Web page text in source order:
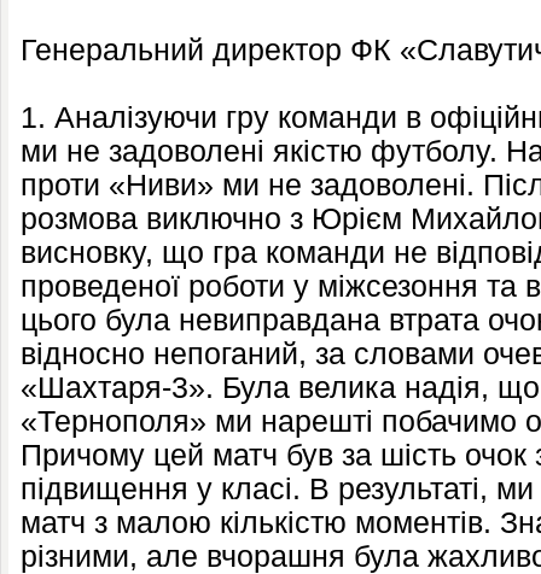
Генеральний директор ФК
1. Аналізуючи гру команди в
ми не задоволені якістю футболу.
проти «Ниви» ми не задоволені.
розмова виключно з Юрієм
висновку, що гра команди не
проведеної роботи у міжсезоння
цього була невиправдана втрата
відносно непоганий, за словами
«Шахтаря-3». Була велика надія,
«Тернополя» ми нарешті побачимо
Причому цей матч був за шість очок
підвищення у класі. В результаті,
матч з малою кількістю моментів.
різними, але вчорашня була